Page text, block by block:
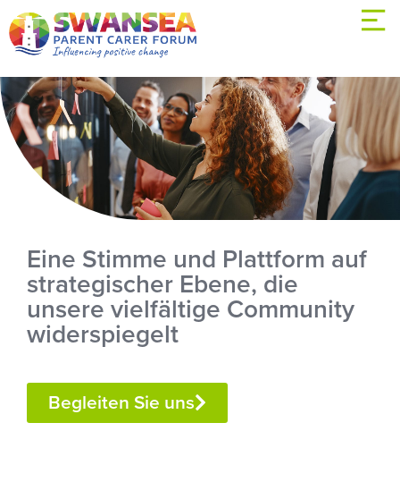
Eine Stimme und Plattform auf
strategischer Ebene, die
unsere vielfältige Community
widerspiegelt
Begleiten Sie uns